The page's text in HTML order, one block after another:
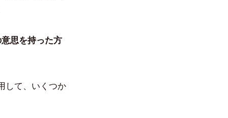
思を持った方
して、いくつか